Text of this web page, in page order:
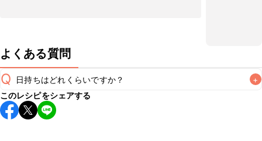
よくある質問
Q 日持ちはどれくらいですか？ +
保存期間は冷蔵で翌日中が目安です。なるべくお早めにお召
し上がりください。
このレシピをシェアする